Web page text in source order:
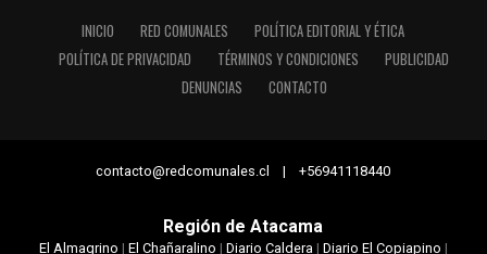
INICIO RED COMUNALES
POLÍTICA EDITORIAL Y ÉTICA
POLÍTICA DE PRIVACIDAD
TÉRMINOS Y CONDICIONES
PUBLICIDAD
DENUNCIAS
CONTACTO
contacto@redcomunales.cl | +56941118440
Región de Atacama
El Almagrino | El Chañaralino | Diario Caldera| Diario El Copiapino |